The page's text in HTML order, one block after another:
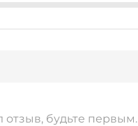
будьте первым.